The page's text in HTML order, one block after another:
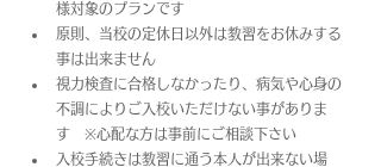
様対象のプランです
原則、当校の定休日以外は教習をお休みする
事は出来ません
視力検査に合格しなかったり、病気や心身の
不調によりご入校いただけない事がありま
す　※心配な方は事前にご相談下さい
入校手続きは教習に通う本人が出来ない場